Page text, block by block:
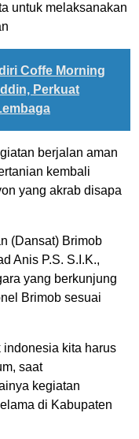
untuk melaksanakan
Coffe Morning
Perkuat
berjalan aman
kembali
yang akrab disapa
(Dansat) Brimob
Anis P.S. S.I.K.,
yang berkunjung
Brimob sesuai
indonesia kita harus
saat
kegiatan
di Kabupaten